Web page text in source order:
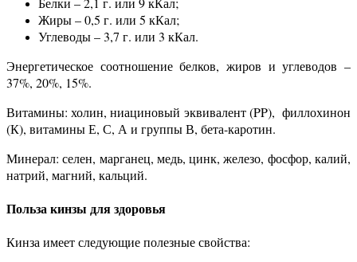
Жиры – 0,5 г. или 5 кКал;
Углеводы – 3,7 г. или 3 кКал.
Энергетическое соотношение белков, жиров и углеводов –
37%, 20%, 15%.
Витамины: холин, ниациновый эквивалент (PP), филлохинон
(К), витамины Е, С, А и группы В, бета-каротин.
Минерал: селен, марганец, медь, цинк, железо, фосфор, калий,
натрий, магний, кальций.
Польза кинзы для здоровья
Кинза имеет следующие полезные свойства: